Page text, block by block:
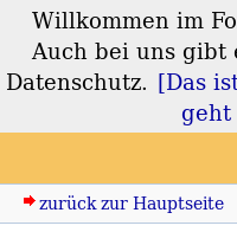
Forum
Umwelt
zurück zur Hauptseite
Willkommen im
Auch bei uns gibt
Datenschutz. [Das
geht